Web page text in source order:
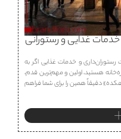
و خدمات غذایی اگر به
هستید، اولین و مهم‌ترین قدم،
دقیقاً همین را برای شما فراهم